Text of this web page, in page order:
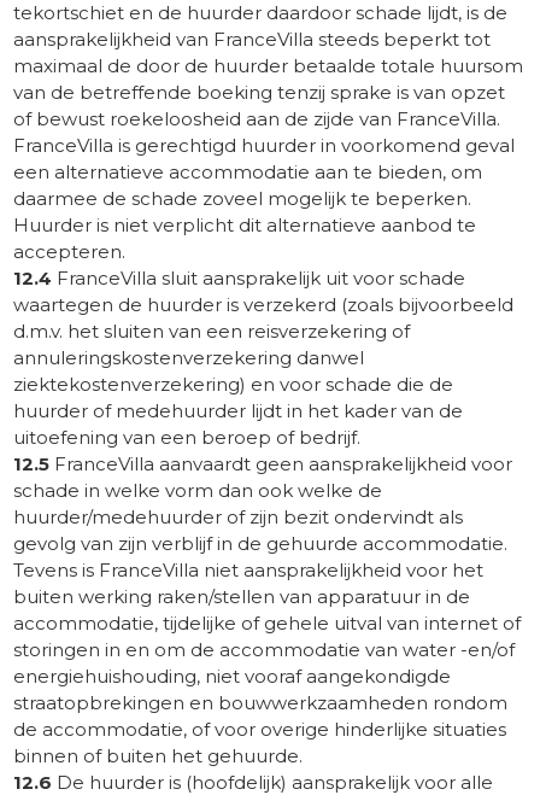
tekortschiet en de huurder daardoor schade lijdt, is de
aansprakelijkheid van FranceVilla steeds beperkt tot
maximaal de door de huurder betaalde totale huursom
van de betreffende boeking tenzij sprake is van opzet
of bewust roekeloosheid aan de zijde van FranceVilla.
FranceVilla is gerechtigd huurder in voorkomend geval
een alternatieve accommodatie aan te bieden, om
daarmee de schade zoveel mogelijk te beperken.
Huurder is niet verplicht dit alternatieve aanbod te
accepteren.
12.4 FranceVilla sluit aansprakelijk uit voor schade
waartegen de huurder is verzekerd (zoals bijvoorbeeld
d.m.v. het sluiten van een reisverzekering of
annuleringskostenverzekering danwel
ziektekostenverzekering) en voor schade die de
huurder of medehuurder lijdt in het kader van de
uitoefening van een beroep of bedrijf.
12.5 FranceVilla aanvaardt geen aansprakelijkheid voor
schade in welke vorm dan ook welke de
huurder/medehuurder of zijn bezit ondervindt als
gevolg van zijn verblijf in de gehuurde accommodatie.
Tevens is FranceVilla niet aansprakelijkheid voor het
buiten werking raken/stellen van apparatuur in de
accommodatie, tijdelijke of gehele uitval van internet of
storingen in en om de accommodatie van water -en/of
energiehuishouding, niet vooraf aangekondigde
straatopbrekingen en bouwwerkzaamheden rondom
de accommodatie, of voor overige hinderlijke situaties
binnen of buiten het gehuurde.
12.6 De huurder is (hoofdelijk) aansprakelijk voor alle